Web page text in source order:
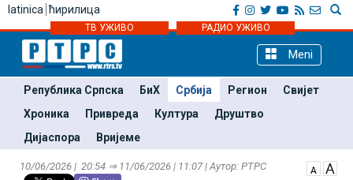
latinica ћирилица
ТВ УЖИВО РАДИО УЖИВО
Meni
Република Српска БиХ Србија Регион
Свијет
Хроника
Привреда Култура
Друштво
Дијаспора
Вријеме
10/06/2026 | 20:54 ⇒ 11/06/2026 | 11:07 | Аутор: РТРС